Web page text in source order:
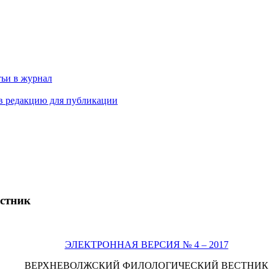
в журнал
редакцию для публикации
ЭЛЕКТРОННАЯ ВЕРСИЯ № 4 – 2017
ВЕРХНЕВОЛЖСКИЙ ФИЛОЛОГИЧЕСКИЙ ВЕСТНИК